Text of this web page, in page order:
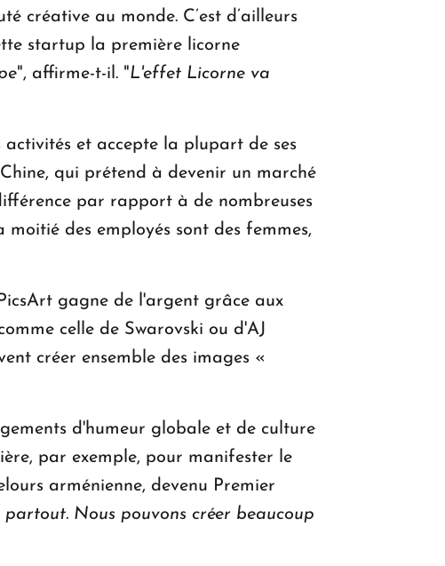
créative au monde. C’est d’ailleurs
startup la première licorne
", affirme-t-il. "L'effet Licorne va
activités et accepte la plupart de ses
qui prétend à devenir un marché
par rapport à de nombreuses
des employés sont des femmes,
gagne de l'argent grâce aux
celle de Swarovski ou d'AJ
créer ensemble des images «
d'humeur globale et de culture
par exemple, pour manifester le
arménienne, devenu Premier
Nous pouvons créer beaucoup